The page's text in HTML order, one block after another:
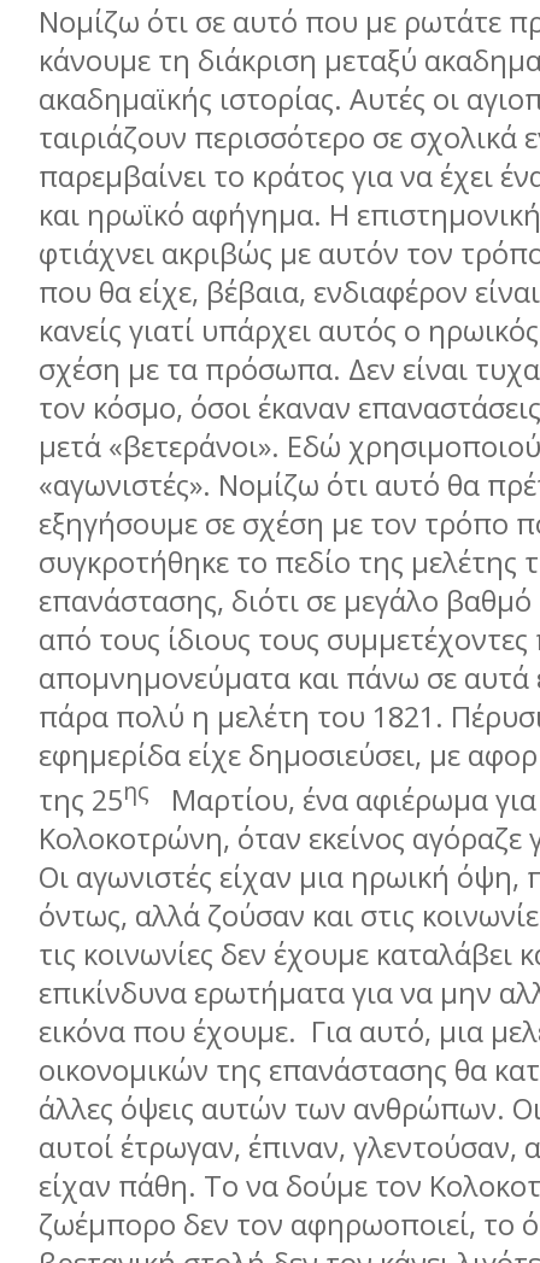
Νομίζω ότι σε αυτό που με ρωτάτε
κάνουμε τη διάκριση μεταξύ
ακαδημαϊκής ιστορίας. Αυτές οι
ταιριάζουν περισσότερο σε σχολικά
παρεμβαίνει το κράτος για να έχει
και ηρωϊκό αφήγημα. Η
φτιάχνει ακριβώς με αυτόν τον
που θα είχε, βέβαια, ενδιαφέρον
κανείς γιατί υπάρχει αυτός ο
σχέση με τα πρόσωπα. Δεν είναι
τον κόσμο, όσοι έκαναν
μετά «βετεράνοι». Εδώ
«αγωνιστές». Νομίζω ότι αυτό θα
εξηγήσουμε σε σχέση με τον τρόπο
συγκροτήθηκε το πεδίο της μελέτης
επανάστασης, διότι σε μεγάλο
από τους ίδιους τους
απομνημονεύματα και πάνω σε αυτά
πάρα πολύ η μελέτη του 1821.
εφημερίδα είχε δημοσιεύσει, με
της 25ης
Μαρτίου, ένα αφιέρωμα
Κολοκοτρώνη, όταν εκείνος αγόραζε
Οι αγωνιστές είχαν μια ηρωική όψη,
όντως, αλλά ζούσαν και στις
τις κοινωνίες δεν έχουμε καταλάβει
επικίνδυνα ερωτήματα για να μην
εικόνα που έχουμε. Για αυτό, μια
οικονομικών της επανάστασης θα
άλλες όψεις αυτών των ανθρώπων.
αυτοί έτρωγαν, έπιναν, γλεντούσαν,
είχαν πάθη. Το να δούμε τον
ζωέμπορο δεν τον αφηρωοποιεί, το